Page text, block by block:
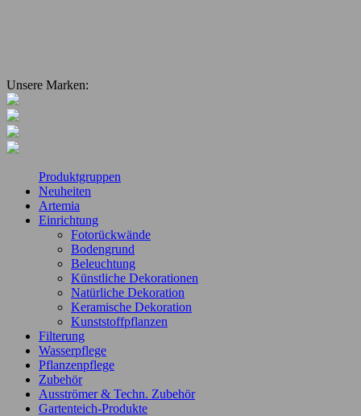
Unsere Marken:
Produktgruppen
Neuheiten
Artemia
Einrichtung
Fotorückwände
Bodengrund
Beleuchtung
Künstliche Dekorationen
Natürliche Dekoration
Keramische Dekoration
Kunststoffpflanzen
Filterung
Wasserpflege
Pflanzenpflege
Zubehör
Ausströmer & Techn. Zubehör
Gartenteich-Produkte